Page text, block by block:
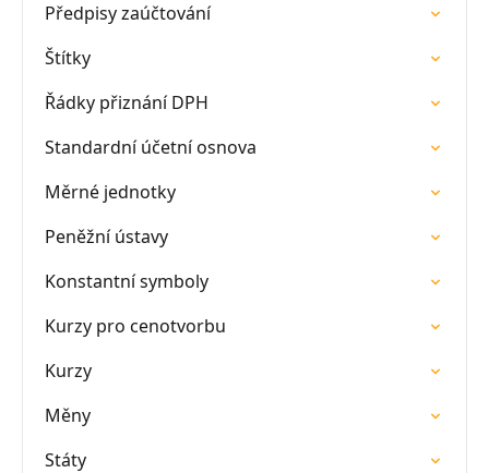
Předpisy zaúčtování
Štítky
Řádky přiznání DPH
Standardní účetní osnova
Měrné jednotky
Peněžní ústavy
Konstantní symboly
Kurzy pro cenotvorbu
Kurzy
Měny
Státy